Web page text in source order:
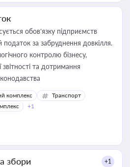
обов’язку підприємств
податок за забруднення довкілля.
контролю бізнесу,
та дотримання
комплекс
Транспорт
+1
збори +1